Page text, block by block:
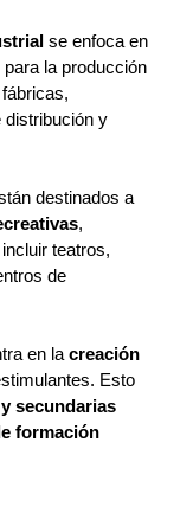
se enfoca en
la producción
distribución y
destinados a
,
teatros,
de
en la creación
Esto
secundarias
formación